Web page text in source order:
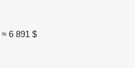
≈ 6 891 $